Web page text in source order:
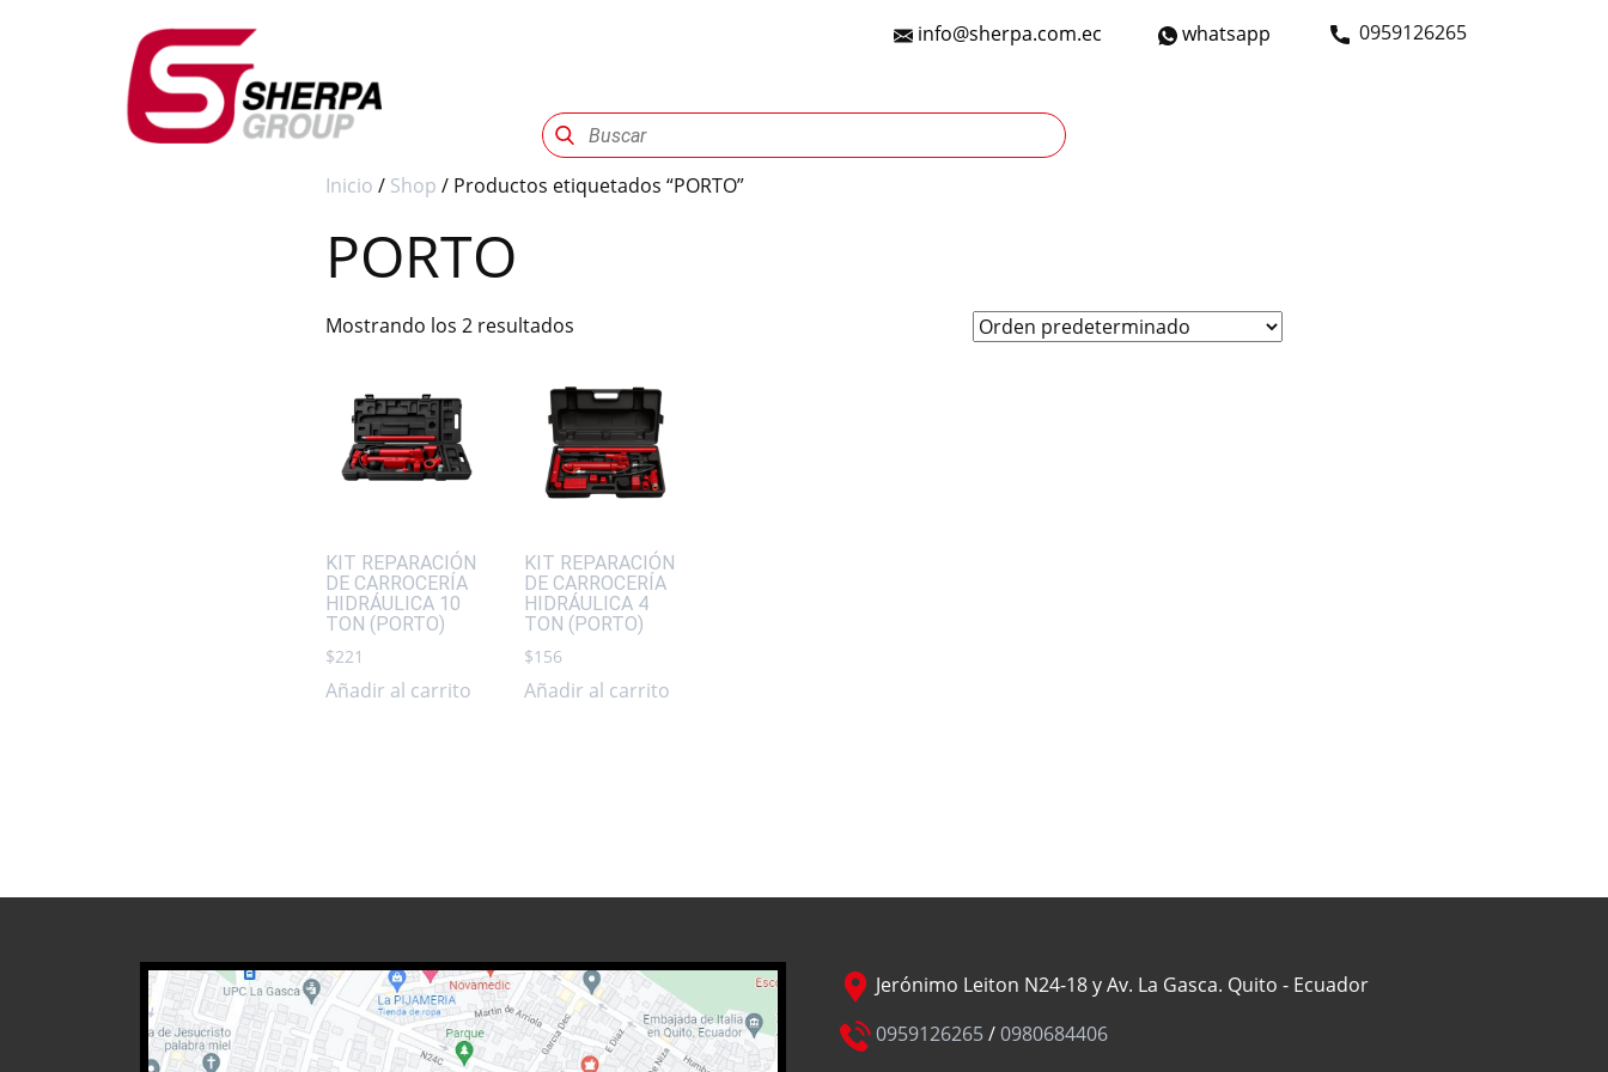
​0959126265
info@sherpa.com.ec
whatsapp
Inicio / Shop / Productos etiquetados “PORTO”
PORTO
Mostrando los 2 resultados
KIT REPARACIÓN
DE CARROCERÍA
HIDRÁULICA 10
TON (PORTO)
$221
Añadir al carrito
KIT REPARACIÓN
DE CARROCERÍA
HIDRÁULICA 4
TON (PORTO)
$156
Añadir al carrito
Jerónimo Leiton N24-18 y Av. La Gasca. Quito - Ecuador
0959126265/0980684406